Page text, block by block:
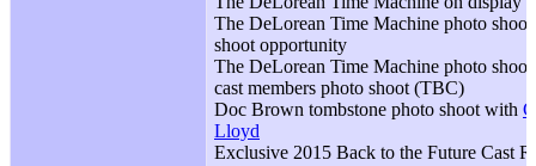
The DeLorean Time Machine photo
shoot opportunity
The DeLorean Time Machine photo
cast members photo shoot (TBC)
Doc Brown tombstone photo shoot with
Lloyd
Exclusive 2015 Back to the Future Cast